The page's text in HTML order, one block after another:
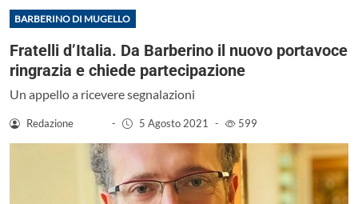
BARBERINO DI MUGELLO
Fratelli d’Italia. Da Barberino il nuovo portavoce
ringrazia e chiede partecipazione
Un appello a ricevere segnalazioni
Redazione - 5 Agosto 2021 - 599